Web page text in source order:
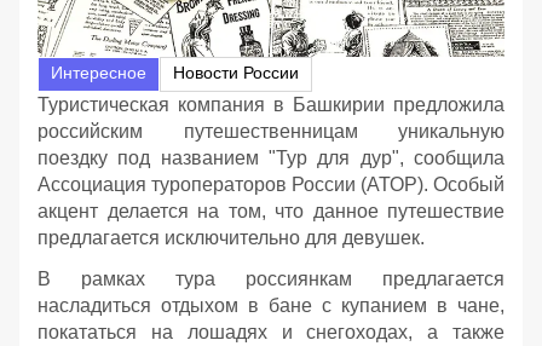
Интересное Новости России
Туристическая компания в Башкирии предложила
российским путешественницам уникальную
поездку под названием "Тур для дур", сообщила
Ассоциация туроператоров России (АТОР). Особый
акцент делается на том, что данное путешествие
предлагается исключительно для девушек.
В рамках тура россиянкам предлагается
насладиться отдыхом в бане с купанием в чане,
покататься на лошадях и снегоходах, а также